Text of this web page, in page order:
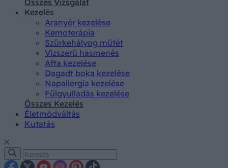
Kezelés
Aranyér kezelése
Kemoterápia
Szürkehályog műtét
Vízszerű hasmenés
Afta kezelése
Dagadt boka kezelése
Napallergia kezelése
Fülgyulladás kezelése
Összes Kezelés
Életmódváltás
Kutatás